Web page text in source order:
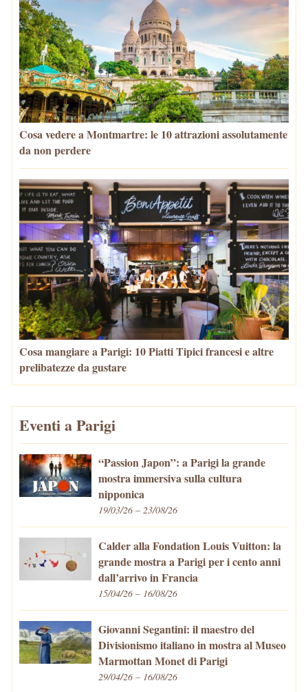
Cosa vedere a Montmartre: le 10 attrazioni assolutamente
da non perdere
Cosa mangiare a Parigi: 10 Piatti Tipici francesi e altre
prelibatezze da gustare
Eventi a Parigi
“Passion Japon”: a Parigi la grande
mostra immersiva sulla cultura
nipponica
19/03/26 – 23/08/26
Calder alla Fondation Louis Vuitton: la
grande mostra a Parigi per i cento anni
dall’arrivo in Francia
15/04/26 – 16/08/26
Giovanni Segantini: il maestro del
Divisionismo italiano in mostra al Museo
Marmottan Monet di Parigi
29/04/26 – 16/08/26